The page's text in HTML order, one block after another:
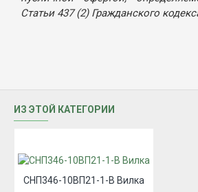
Статьи 437 (2) Гражданского
ИЗ ЭТОЙ КАТЕГОРИИ
СНП346-10ВП21-1-В Вилка